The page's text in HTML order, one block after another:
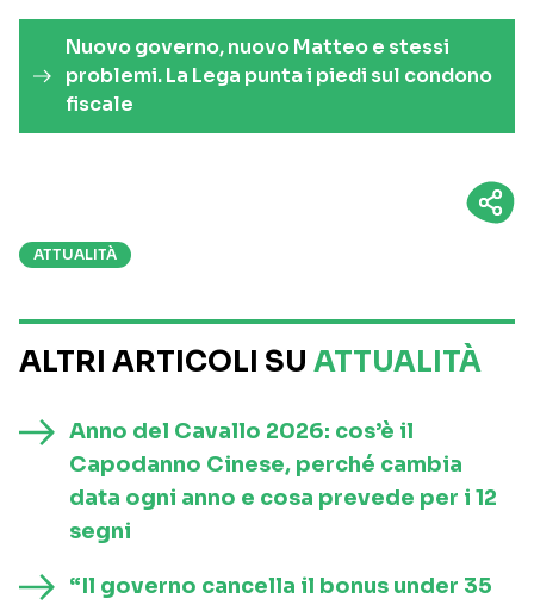
Nuovo governo, nuovo Matteo e stessi
problemi. La Lega punta i piedi sul condono
fiscale
ATTUALITÀ
ALTRI ARTICOLI SU ATTUALITÀ
Anno del Cavallo 2026: cos’è il
Capodanno Cinese, perché cambia
data ogni anno e cosa prevede per i 12
segni
“Il governo cancella il bonus under 35